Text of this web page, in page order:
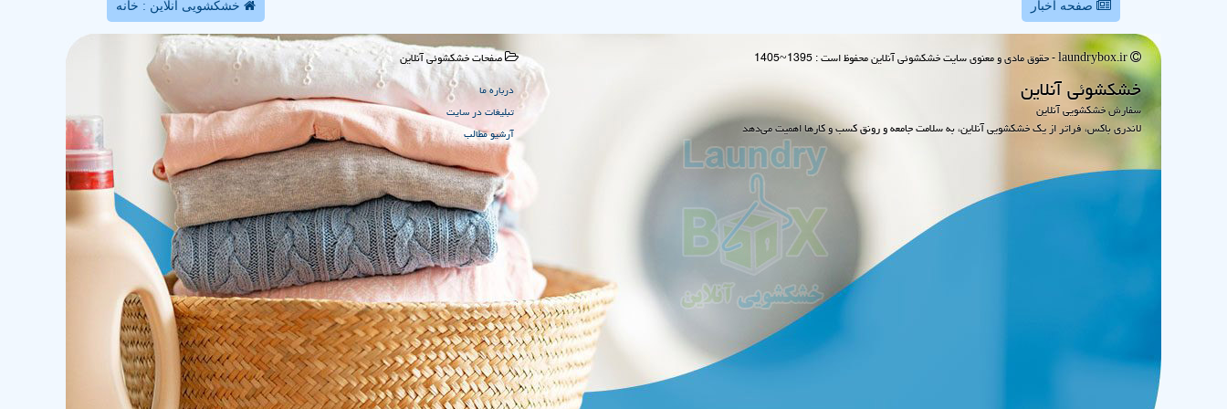
صفحه اخبار خشکشویی آنلاین : خانه
laundrybox.ir - حقوق مادی و معنوی سایت خشكشوئی آنلاین محفوظ است : 1395~1405
خشكشوئی آنلاین
سفارش خشکشویی آنلاین
لاندری باکس، فراتر از یک خشکشویی آنلاین، به سلامت جامعه و رونق کسب و کارها اهمیت می‌دهد
صفحات خشكشوئی آنلاین
درباره ما
تبلیغات در سایت
آرشیو مطالب